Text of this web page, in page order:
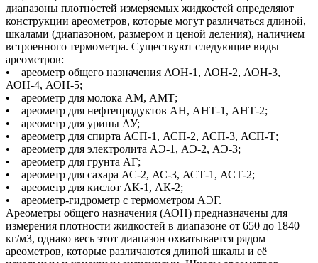
диапазоны плотностей измеряемых жидкостей определяют
конструкции ареометров, которые могут различаться длиной,
шкалами (диапазоном, размером и ценой деления), наличием
встроенного термометра. Существуют следующие виды
ареометров:
• ареометр общего назначения АОН-1, АОН-2, АОН-3,
АОН-4, АОН-5;
• ареометр для молока АМ, АМТ;
• ареометр для нефтепродуктов АН, АНТ-1, АНТ-2;
• ареометр для урины АУ;
• ареометр для спирта АСП-1, АСП-2, АСП-3, АСП-Т;
• ареометр для электролита АЭ-1, АЭ-2, АЭ-3;
• ареометр для грунта АГ;
• ареометр для сахара АС-2, АС-3, АСТ-1, АСТ-2;
• ареометр для кислот АК-1, АК-2;
• ареометр-гидрометр с термометром АЭГ.
Ареометры общего назначения (АОН) предназначены для
измерения плотности жидкостей в диапазоне от 650 до 1840
кг/м3, однако весь этот диапазон охватывается рядом
ареометров, которые различаются длиной шкалы и её